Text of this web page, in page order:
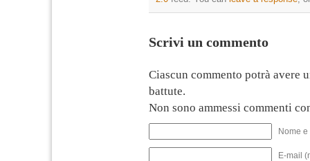
Scrivi un commento
Ciascun commento potrà avere
battute.
Non sono ammessi commenti
Nome
E-mail